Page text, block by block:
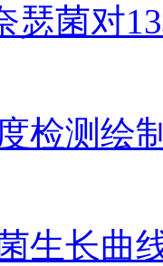
瑟菌对
检测绘
生长曲